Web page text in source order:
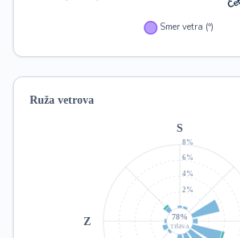
Ruža vetrova
2%
4%
6%
8%
S
Z 78%
TIŠINA